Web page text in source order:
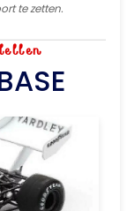
te zetten.